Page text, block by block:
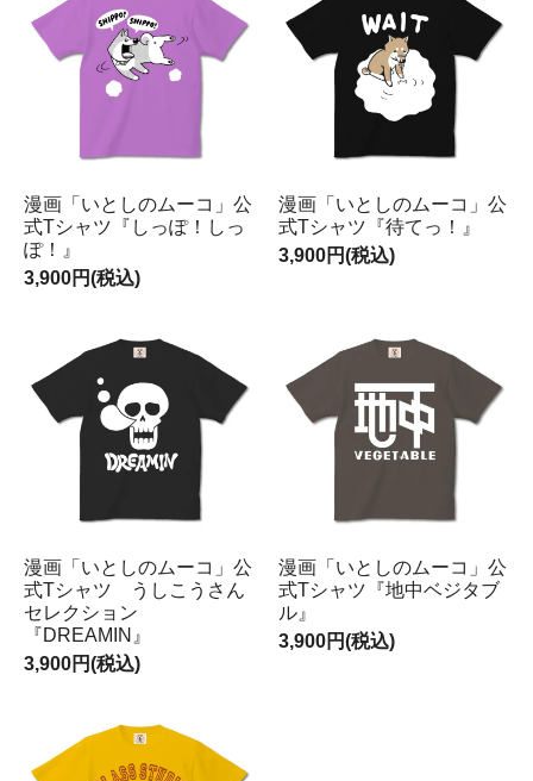
漫画「いとしのムーコ」公
式Tシャツ『しっぽ！しっ
ぽ！』
3,900円(税込)
漫画「いとしのムーコ」公
式Tシャツ『待てっ！』
3,900円(税込)
漫画「いとしのムーコ」公
式Tシャツ うしこうさん
セレクション
『DREAMIN』
3,900円(税込)
漫画「いとしのムーコ」公
式Tシャツ『地中ベジタブ
ル』
3,900円(税込)